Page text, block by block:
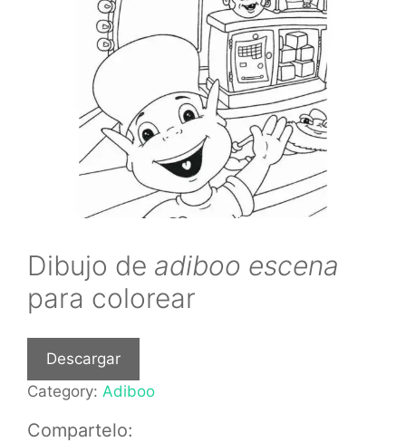
Dibujo de adiboo escena
para colorear
Descargar
Category: Adiboo
Compartelo: